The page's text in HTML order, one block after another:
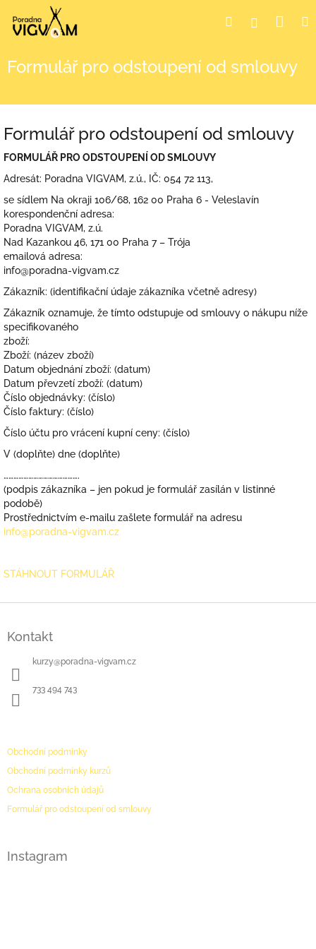
obsah
HledatPřihlášení
Formulář pro odstoupení od smlouvy
Formulář pro odstoupení od smlouvy
FORMULÁŘ PRO ODSTOUPENÍ OD SMLOUVY
Adresát: Poradna VIGVAM, z.ú., IČ: 054 72 113,
se sídlem Na okraji 106/68, 162 00 Praha 6 - Veleslavín
korespondenční adresa:
Poradna VIGVAM, z.ú.
Nad Kazankou 46, 171 00 Praha 7 – Trója
emailová adresa:
info@poradna-vigvam.cz
Zákazník: (identifikační údaje zákazníka včetně adresy)
Zákazník oznamuje, že tímto odstupuje od smlouvy o nákupu níže
specifikovaného
zboží:
Zboží: (název zboží)
Datum objednání zboží: (datum)
Datum převzetí zboží: (datum)
Číslo objednávky: (číslo)
Číslo faktury: (číslo)
Číslo účtu pro vrácení kupní ceny: (číslo)
V (doplňte) dne (doplňte)
……………………………………….
(podpis zákazníka – jen pokud je formulář zasílán v listinné
podobě)
Prostřednictvím e-mailu zašlete formulář na adresu
info@poradna-vigvam.cz
STÁHNOUT FORMULÁŘ
Kontakt
kurzy@poradna-vigvam.cz
733 494 743
Obchodní podmínky
Obchodní podmínky kurzů
Ochrana osobních údajů
Formulář pro odstoupení od smlouvy
Instagram